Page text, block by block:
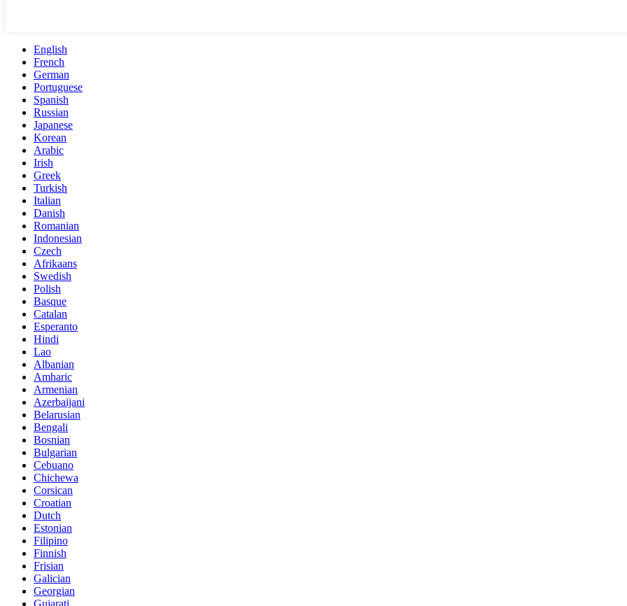
English
French
German
Portuguese
Spanish
Russian
Japanese
Korean
Arabic
Irish
Greek
Turkish
Italian
Danish
Romanian
Indonesian
Czech
Afrikaans
Swedish
Polish
Basque
Catalan
Esperanto
Hindi
Lao
Albanian
Amharic
Armenian
Azerbaijani
Belarusian
Bengali
Bosnian
Bulgarian
Cebuano
Chichewa
Corsican
Croatian
Dutch
Estonian
Filipino
Finnish
Frisian
Galician
Georgian
Gujarati